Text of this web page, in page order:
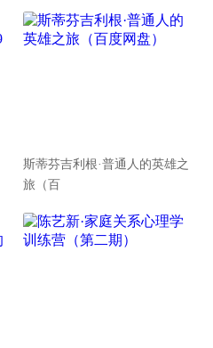
斯蒂芬吉利根·普通人的英雄之
旅（百